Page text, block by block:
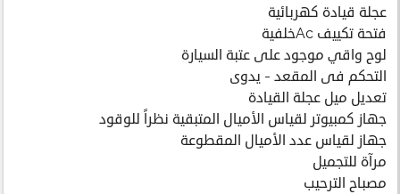
عجلة قيادة كهربائية
فتحة تكييف Acخلفية
لوح واقي موجود على عتبة السيارة
التحكم فى المقعد - يدوى
تعديل ميل عجلة القيادة
جهاز كمبيوتر لقياس الأميال المتبقية نظراً للوقود
جهاز لقياس عدد الأميال المقطوعة
مرآة للتجميل
مصباح الترحيب